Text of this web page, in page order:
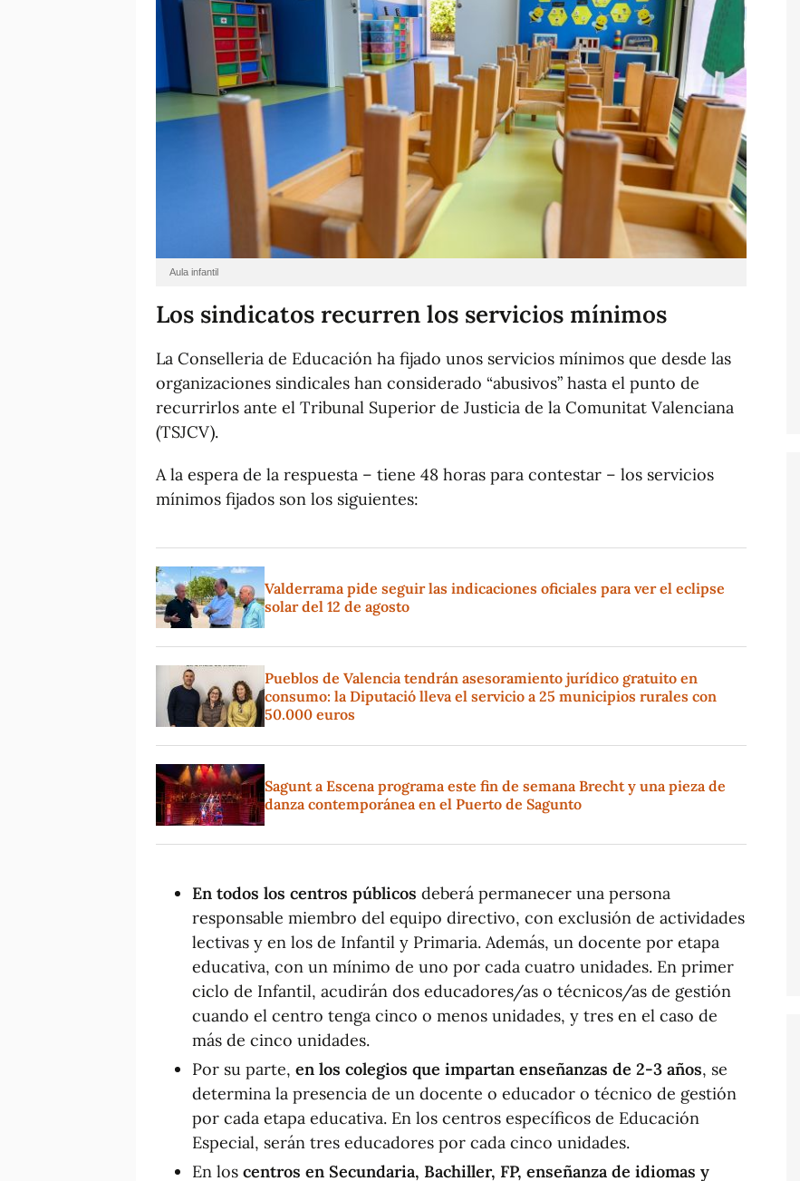
Aula infantil
Los sindicatos recurren los servicios mínimos
La Conselleria de Educación ha fijado unos servicios mínimos que desde las
organizaciones sindicales han considerado “abusivos” hasta el punto de
recurrirlos ante el Tribunal Superior de Justicia de la Comunitat Valenciana
(TSJCV).
A la espera de la respuesta – tiene 48 horas para contestar – los servicios
mínimos fijados son los siguientes:
Valderrama pide seguir las indicaciones oficiales para ver el eclipse
solar del 12 de agosto
Pueblos de Valencia tendrán asesoramiento jurídico gratuito en
consumo: la Diputació lleva el servicio a 25 municipios rurales con
50.000 euros
Sagunt a Escena programa este fin de semana Brecht y una pieza de
danza contemporánea en el Puerto de Sagunto
En todos los centros públicos deberá permanecer una persona
responsable miembro del equipo directivo, con exclusión de actividades
lectivas y en los de Infantil y Primaria. Además, un docente por etapa
educativa, con un mínimo de uno por cada cuatro unidades. En primer
ciclo de Infantil, acudirán dos educadores/as o técnicos/as de gestión
cuando el centro tenga cinco o menos unidades, y tres en el caso de
más de cinco unidades.
Por su parte, en los colegios que impartan enseñanzas de 2-3 años, se
determina la presencia de un docente o educador o técnico de gestión
por cada etapa educativa. En los centros específicos de Educación
Especial, serán tres educadores por cada cinco unidades.
En los centros en Secundaria, Bachiller, FP, enseñanza de idiomas y